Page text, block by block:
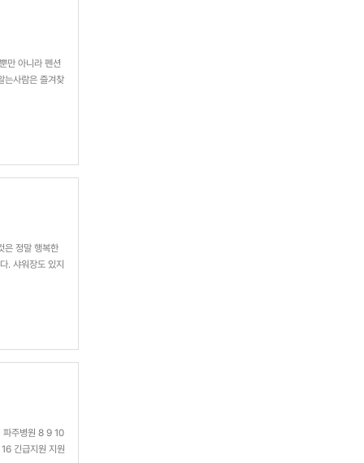
만 아니라 펜션
는사람은 즐겨찾
은 정말 행복한
. 샤워장도 있지
파주병원 8 9 10
긴급지원 지원